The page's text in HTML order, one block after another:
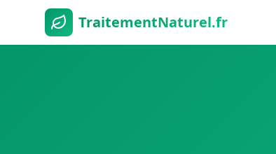
TraitementNaturel.fr